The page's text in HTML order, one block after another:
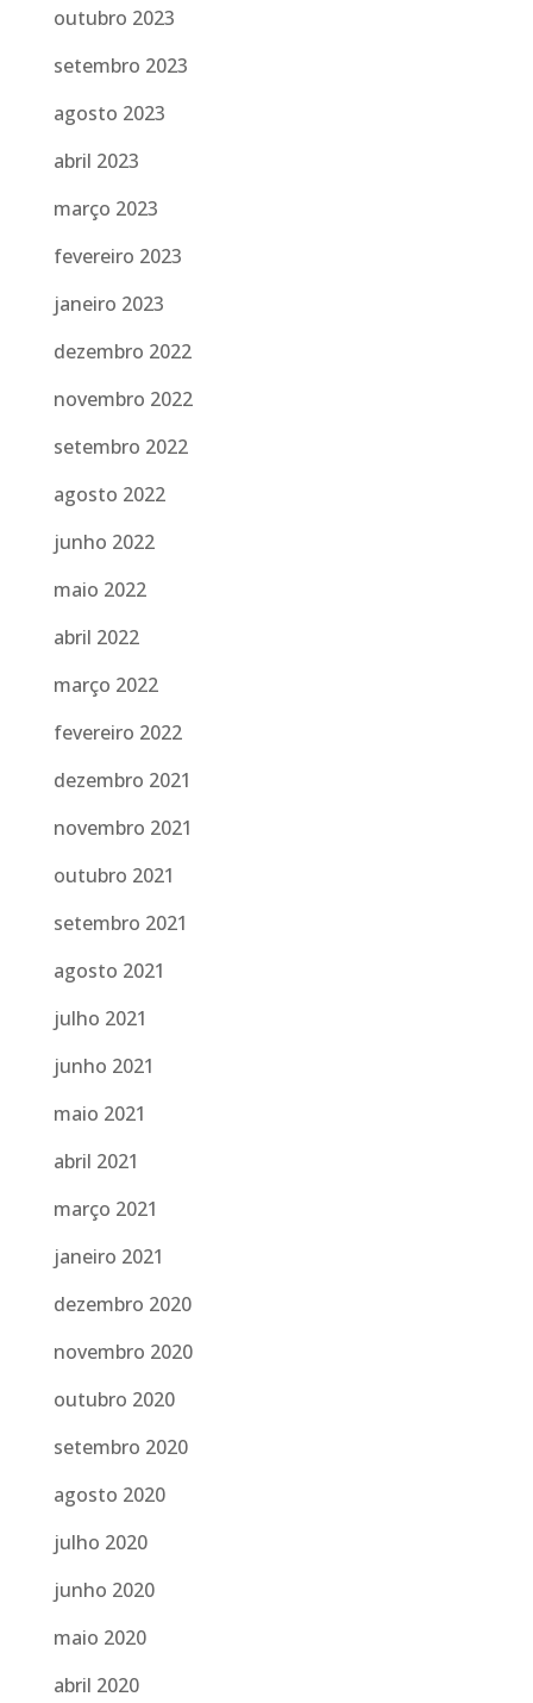
outubro 2023
setembro 2023
agosto 2023
abril 2023
março 2023
fevereiro 2023
janeiro 2023
dezembro 2022
novembro 2022
setembro 2022
agosto 2022
junho 2022
maio 2022
abril 2022
março 2022
fevereiro 2022
dezembro 2021
novembro 2021
outubro 2021
setembro 2021
agosto 2021
julho 2021
junho 2021
maio 2021
abril 2021
março 2021
janeiro 2021
dezembro 2020
novembro 2020
outubro 2020
setembro 2020
agosto 2020
julho 2020
junho 2020
maio 2020
abril 2020